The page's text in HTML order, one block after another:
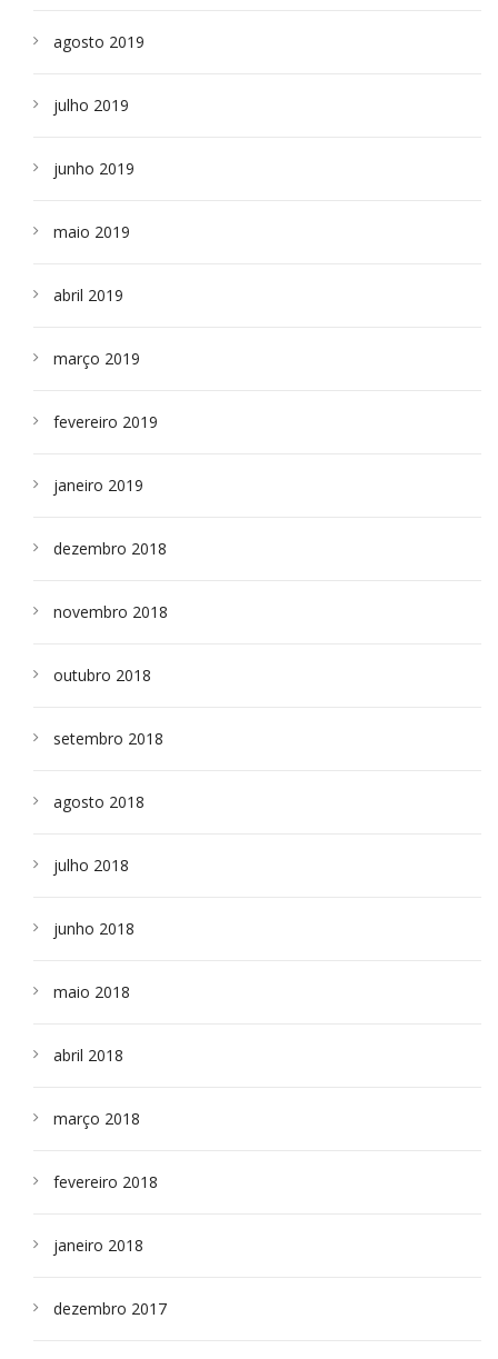
agosto 2019
julho 2019
junho 2019
maio 2019
abril 2019
março 2019
fevereiro 2019
janeiro 2019
dezembro 2018
novembro 2018
outubro 2018
setembro 2018
agosto 2018
julho 2018
junho 2018
maio 2018
abril 2018
março 2018
fevereiro 2018
janeiro 2018
dezembro 2017